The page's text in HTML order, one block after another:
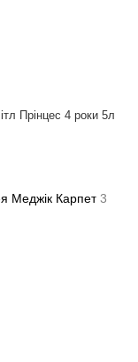
Спірея Літл Прінцес 4 роки 5л